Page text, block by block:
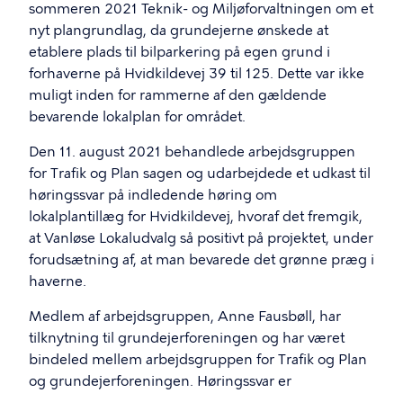
sommeren 2021 Teknik- og Miljøforvaltningen om et
nyt plangrundlag, da grundejerne ønskede at
etablere plads til bilparkering på egen grund i
forhaverne på Hvidkildevej 39 til 125. Dette var ikke
muligt inden for rammerne af den gældende
bevarende lokalplan for området.
Den 11. august 2021 behandlede arbejdsgruppen
for Trafik og Plan sagen og udarbejdede et udkast til
høringssvar på indledende høring om
lokalplantillæg for Hvidkildevej, hvoraf det fremgik,
at Vanløse Lokaludvalg så positivt på projektet, under
forudsætning af, at man bevarede det grønne præg i
haverne.
Medlem af arbejdsgruppen, Anne Fausbøll, har
tilknytning til grundejerforeningen og har været
bindeled mellem arbejdsgruppen for Trafik og Plan
og grundejerforeningen. Høringssvar er